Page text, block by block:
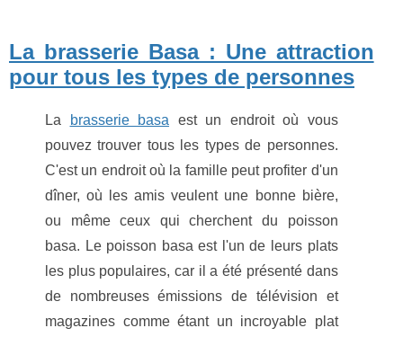
La brasserie Basa : Une attraction
pour tous les types de personnes
La brasserie basa est un endroit où vous
pouvez trouver tous les types de personnes.
C'est un endroit où la famille peut profiter d'un
dîner, où les amis veulent une bonne bière,
ou même ceux qui cherchent du poisson
basa. Le poisson basa est l'un de leurs plats
les plus populaires, car il a été présenté dans
de nombreuses émissions de télévision et
magazines comme étant un incroyable plat